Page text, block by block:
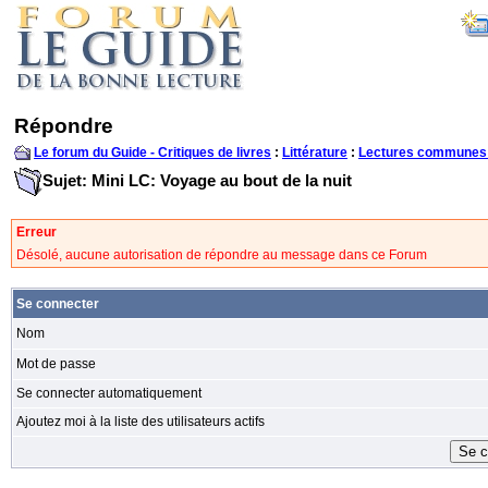
Répondre
Le forum du Guide - Critiques de livres : Littérature : Lectures
Sujet: Mini LC: Voyage au bout de la nuit
Erreur
Désolé, aucune autorisation de répondre au message dans ce Forum
Se connecter
Nom
Mot de passe
Se connecter automatiquement
Ajoutez moi à la liste des utilisateurs actifs